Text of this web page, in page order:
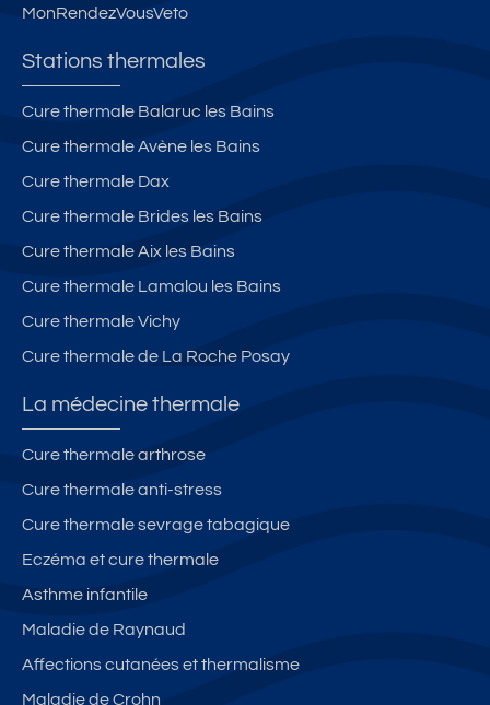
MonRendezVousVeto
Stations thermales
Cure thermale Balaruc les Bains
Cure thermale Avène les Bains
Cure thermale Dax
Cure thermale Brides les Bains
Cure thermale Aix les Bains
Cure thermale Lamalou les Bains
Cure thermale Vichy
Cure thermale de La Roche Posay
La médecine thermale
Cure thermale arthrose
Cure thermale anti-stress
Cure thermale sevrage tabagique
Eczéma et cure thermale
Asthme infantile
Maladie de Raynaud
Affections cutanées et thermalisme
Maladie de Crohn